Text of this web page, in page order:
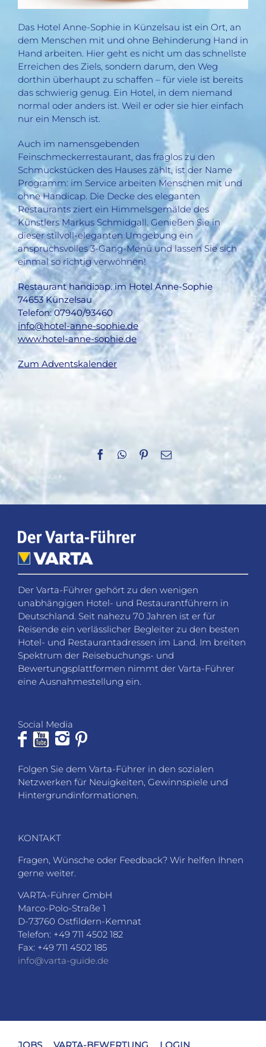
Das Hotel Anne-Sophie in Künzelsau ist ein Ort, an
dem Menschen mit und ohne Behinderung Hand in
Hand arbeiten. Hier geht es nicht um das schnellste
Erreichen des Ziels, sondern darum, den Weg
dorthin überhaupt zu schaffen – für viele ist bereits
das schwierig genug. Ein Hotel, in dem niemand
normal oder anders ist. Weil er oder sie hier einfach
nur ein Mensch ist.
Auch im namensgebenden
Feinschmeckerrestaurant, das fraglos zu den
Schmuckstücken des Hauses zählt, ist der Name
Programm: im Service arbeiten Menschen mit und
ohne Handicap. Die Decke des eleganten
Restaurants ziert ein Himmelsgemälde des
Künstlers Markus Schmidgall. Genießen Sie in
dieser stilvoll-eleganten Umgebung ein
anspruchsvolles 3-Gang-Menü und lassen Sie sich
einmal so richtig verwöhnen!
Restaurant handiɔap. im Hotel Anne-Sophie
74653 Künzelsau
Telefon: 07940/93460
info@hotel-anne-sophie.de
www.hotel-anne-sophie.de
Zum Adventskalender
Facebook
WhatsApp
Pinterest
E-
Der Varta-Führer gehört zu den wenigen
unabhängigen Hotel- und Restaurantführern in
Deutschland. Seit nahezu 70 Jahren ist er für
Reisende ein verlässlicher Begleiter zu den besten
Hotel- und Restaurantadressen im Land. Im breiten
Spektrum der Reisebuchungs- und
Bewertungsplattformen nimmt der Varta-Führer
eine Ausnahmestellung ein.
Social Media
Folgen Sie dem Varta-Führer in den sozialen
Netzwerken für Neuigkeiten, Gewinnspiele und
Hintergrundinformationen.
KONTAKT
Fragen, Wünsche oder Feedback? Wir helfen Ihnen
gerne weiter.
VARTA-Führer GmbH
Marco-Polo-Straße 1
D-73760 Ostfildern-Kemnat
Telefon: +49 711 4502 182
Fax: +49 711 4502 185
info@varta-guide.de